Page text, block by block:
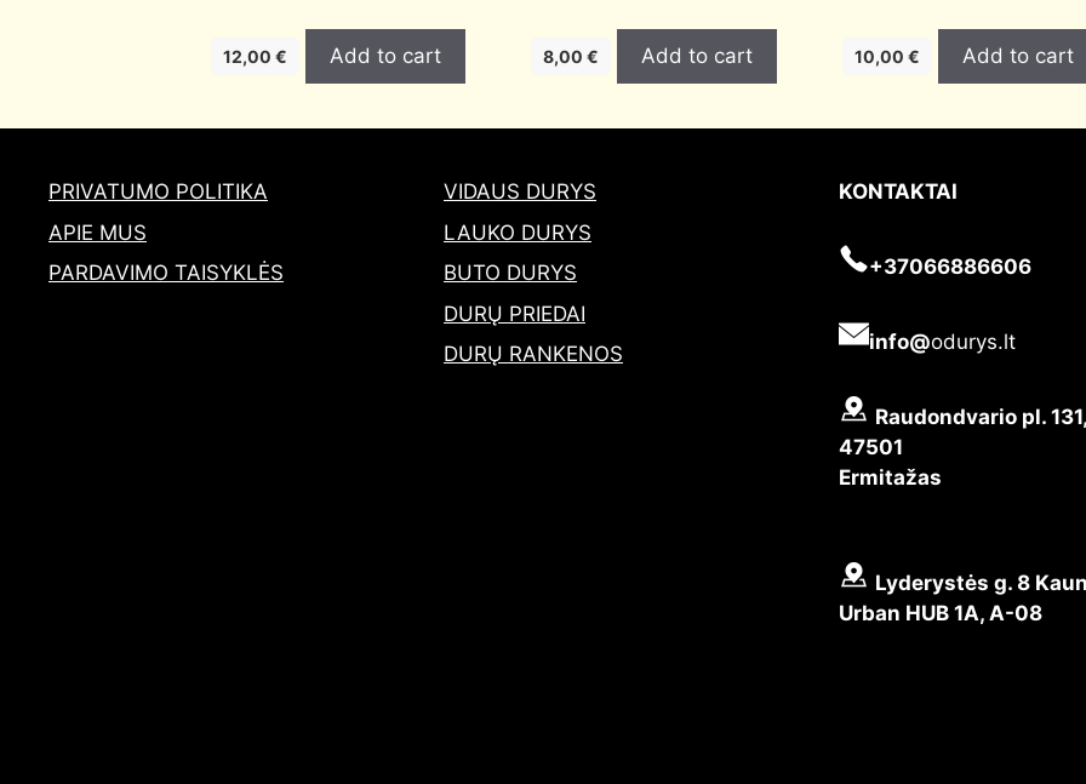
12,00€ Add to cart 8,00€ Add to cart 10,00 € Add to cart
PRIVATUMO POLITIKA
APIE MUS
PARDAVIMO TAISYKLĖS
VIDAUS DURYS
LAUKO DURYS
BUTO DURYS
DURŲ PRIEDAI
DURŲ RANKENOS
KONTAKTAI
+37066886606
info@odurys.lt
Raudondvario pl.
47501
Ermitažas
Lyderystės g. 8
Urban HUB 1A, A-08